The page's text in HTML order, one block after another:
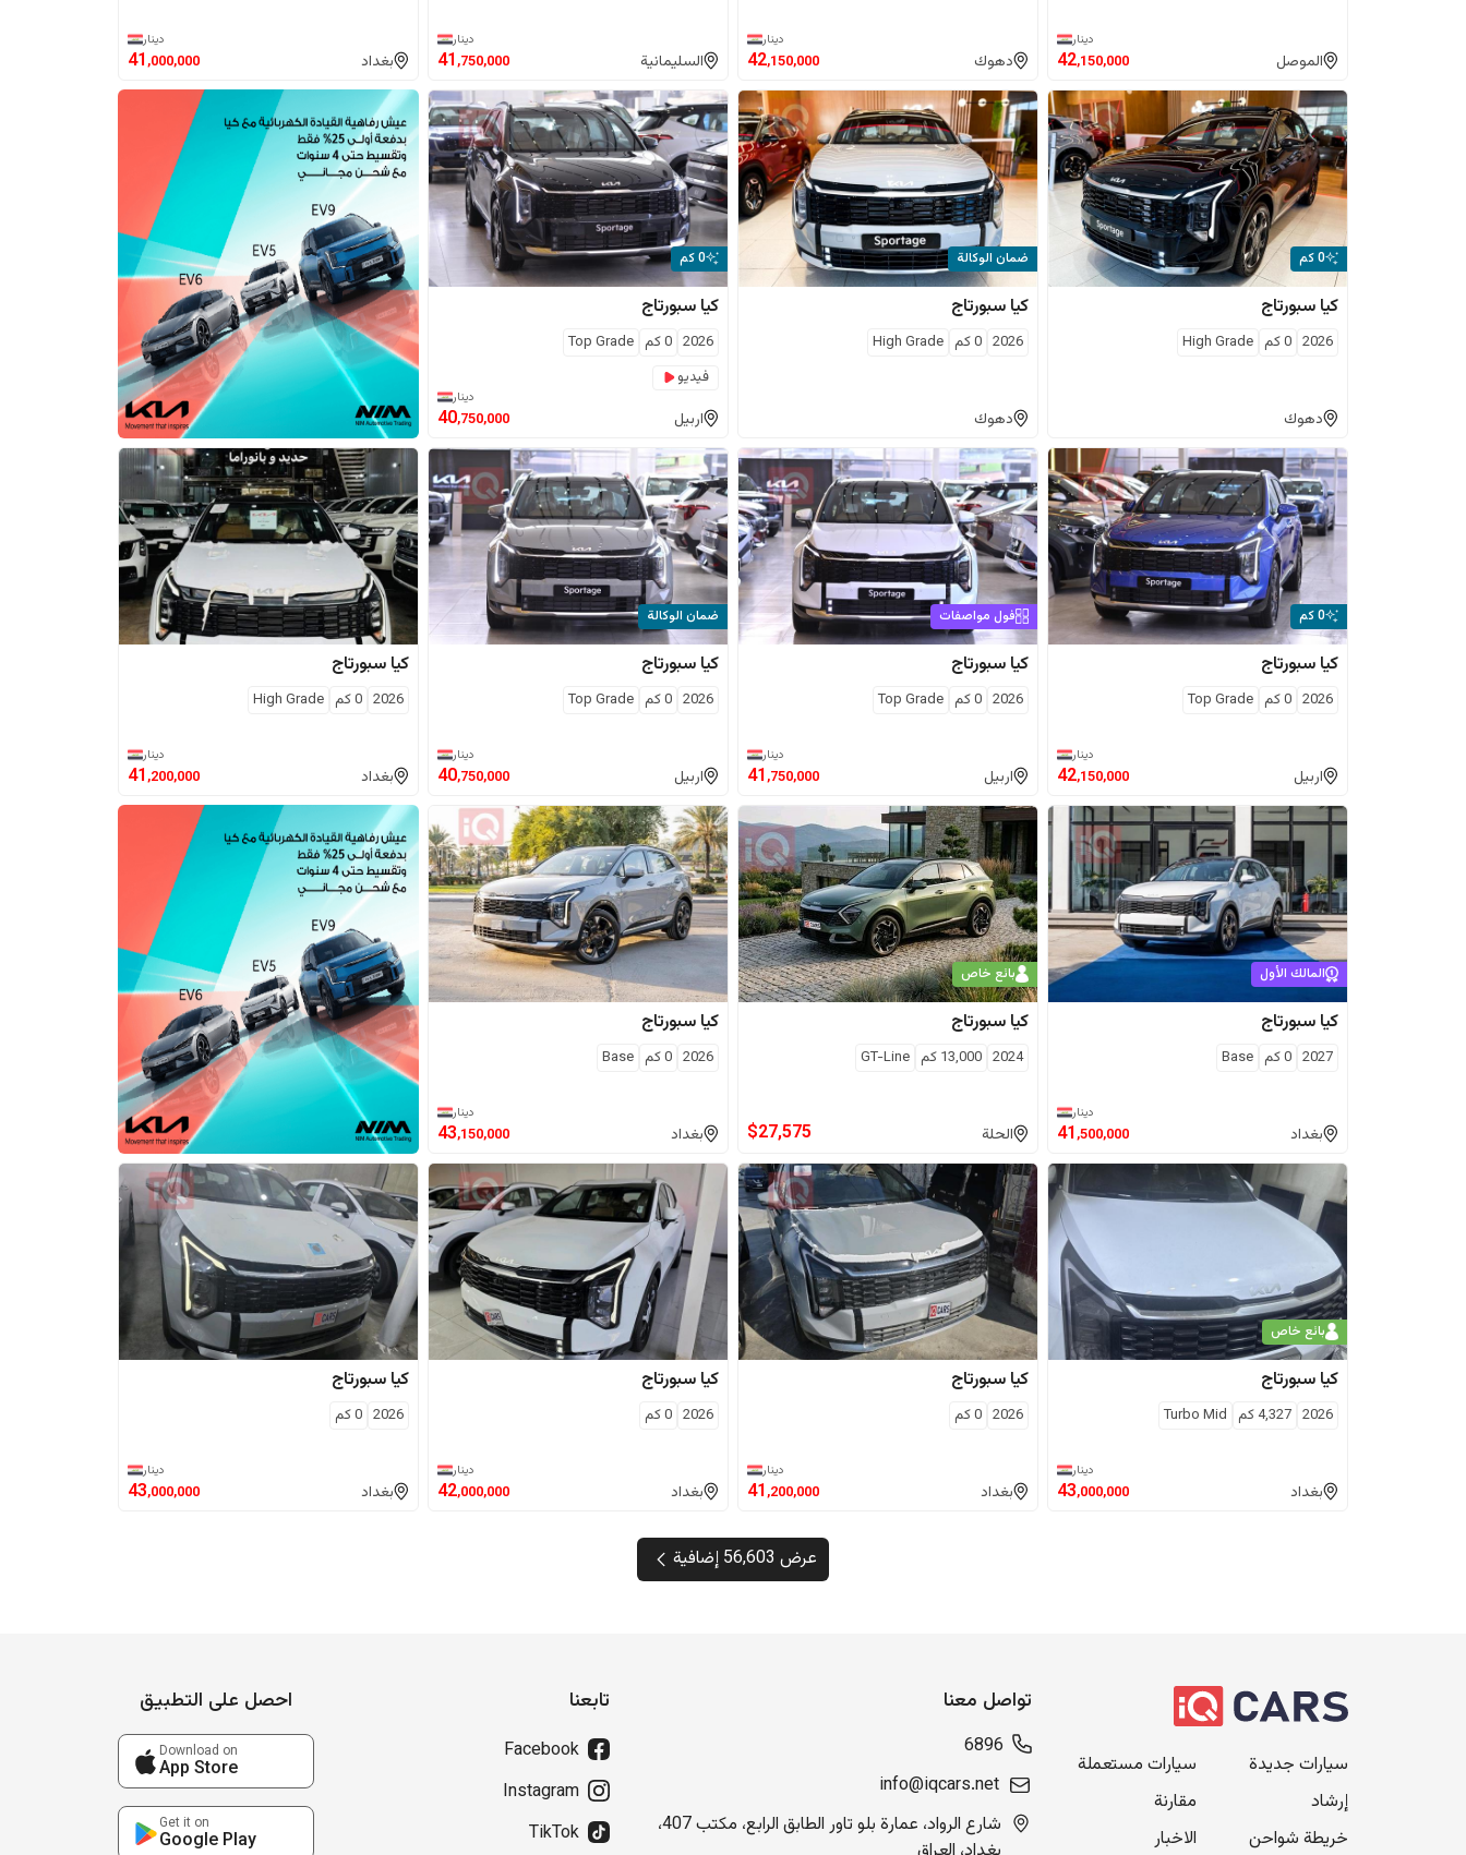
الموصل
دينار
42,150,000 دهوك
دينار
42,150,000 السليمانية
دينار
41,750,000 بغداد
دينار
41,000,000
0 كم
كيا سبورتاج
2026
0كم High Grade
دهوك
ضمان الوكالة
كيا سبورتاج
2026
0كم High Grade
دهوك
0 كم
كيا سبورتاج
2026
0كم Top Grade
فيديو
اربيل
دينار
40,750,000
0 كم
كيا سبورتاج
2026
0كم Top Grade
اربيل
دينار
42,150,000
فول مواصفات
كيا سبورتاج
2026
0كم Top Grade
اربيل
دينار
41,750,000
ضمان الوكالة
كيا سبورتاج
2026
0كم Top Grade
اربيل
دينار
40,750,000
كيا سبورتاج
2026
0كم High Grade
بغداد
دينار
41,200,000
المالك الأول
كيا سبورتاج
2027
0كم Base
بغداد
دينار
41,500,000
بائع خاص
كيا سبورتاج
2024
13,000 كم GT-Line
الحلة $27,575
كيا سبورتاج
2026
0كم Base
بغداد
دينار
43,150,000
بائع خاص
كيا سبورتاج
2026
4,327كم Turbo Mid
بغداد
دينار
43,000,000
كيا سبورتاج
2026
0كم
بغداد
دينار
41,200,000
كيا سبورتاج
2026
0كم
بغداد
دينار
42,000,000
كيا سبورتاج
2026
0كم
بغداد
دينار
43,000,000
عرض 56,603 إضافية
سيارات جديدة
سيارات مستعملة
إرشاد
مقارنة
خريطة شواحن
الاخبار
تواصل معنا
6896
info@iqcars.net
شارع الرواد، عمارة بلو تاور الطابق الرابع، مكتب 407،
تابعنا
Facebook
Instagram
TikTok
احصل على التطبيق
Download on
App Store
Get it on
Google Play